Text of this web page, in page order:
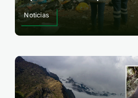
Noticias